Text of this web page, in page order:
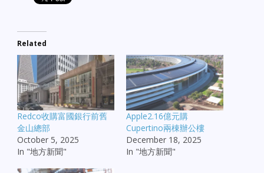
Related
Redco收購富國銀行前舊
金山總部
October 5, 2025
In "地方新聞"
Apple2.16億元購
Cupertino兩棟辦公樓
December 18, 2025
In "地方新聞"